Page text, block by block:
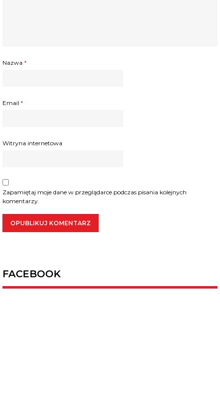
Nazwa *
Email *
Witryna internetowa
Zapamiętaj moje dane w przeglądarce podczas pisania kolejnych
komentarzy.
FACEBOOK